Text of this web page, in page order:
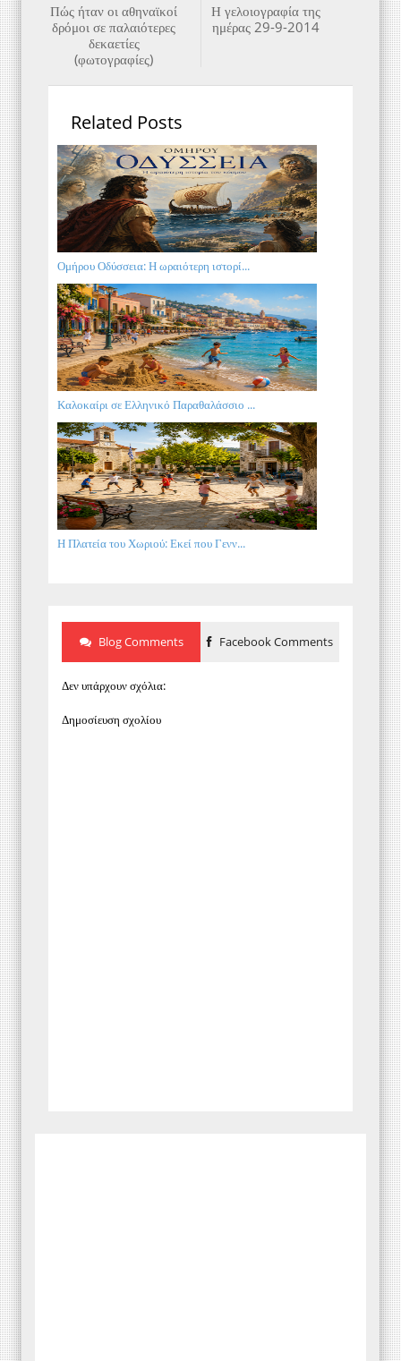
Η γελοιογραφία της
ημέρας 29-9-2014
Πώς ήταν οι αθηναϊκοί
δρόμοι σε παλαιότερες
δεκαετίες
(φωτογραφίες)
Related Posts
Ομήρου Οδύσσεια: Η ωραιότερη ιστορί...
Καλοκαίρι σε Ελληνικό Παραθαλάσσιο ...
Η Πλατεία του Χωριού: Εκεί που Γενν...
Blog Comments Facebook Comments
Δεν υπάρχουν σχόλια:
Δημοσίευση σχολίου